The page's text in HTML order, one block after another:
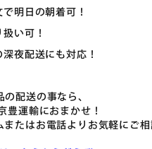
明日の朝着可！
い可！
夜配送にも対応！
配送の事なら、
豊運輸におまかせ！
またはお電話よりお気軽にご